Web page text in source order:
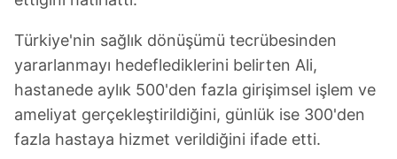
vasıtasıyla belirleyebilirsiniz. Çerezlere ilişkin detaylı bilgi
için Ayarlar butonuna tıklayabilir,Çerez Bilgilendirme
Metnimiziziyaret edebilirsiniz.
6698 sayılı Kişisel Verilerin Korunması Kanunu uyarınca
hazırlanmış Aydınlatma Metnimizi okumak ve sitemizde
Türkiye'nin sağlık dönüşümü tecrübesinden
yararlanmayı hedeflediklerini belirten Ali,
hastanede aylık 500'den fazla girişimsel işlem ve
ameliyat gerçekleştirildiğini, günlük ise 300'den
fazla hastaya hizmet verildiğini ifade etti.